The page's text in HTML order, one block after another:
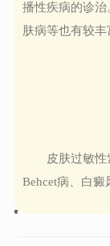
播性疾病的诊
肤病等也有较丰
皮肤过敏性紫
Behcet病、白癜